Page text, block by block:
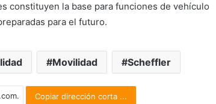
constituyen la base para funciones de vehículo
para el futuro.
Movilidad Scheffler
Copiar dirección corta ...